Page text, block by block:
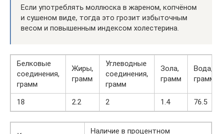
Если употреблять моллюска в жареном, копчёном
и сушеном виде, тогда это грозит избыточным
весом и повышенным индексом холестерина.
Белковые
соединения,
грамм
Жиры,
грамм
Углеводные
соединения,
грамм
Зола,
грамм
Вода,
грамм
18 2.2 2 1.4 76.5
Наличие в процентном